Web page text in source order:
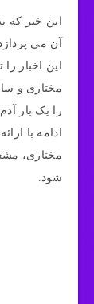
این خبر که
آن می
این اخبار
مختاری و
را یک بار
ادامه با
مختاری،
شود.